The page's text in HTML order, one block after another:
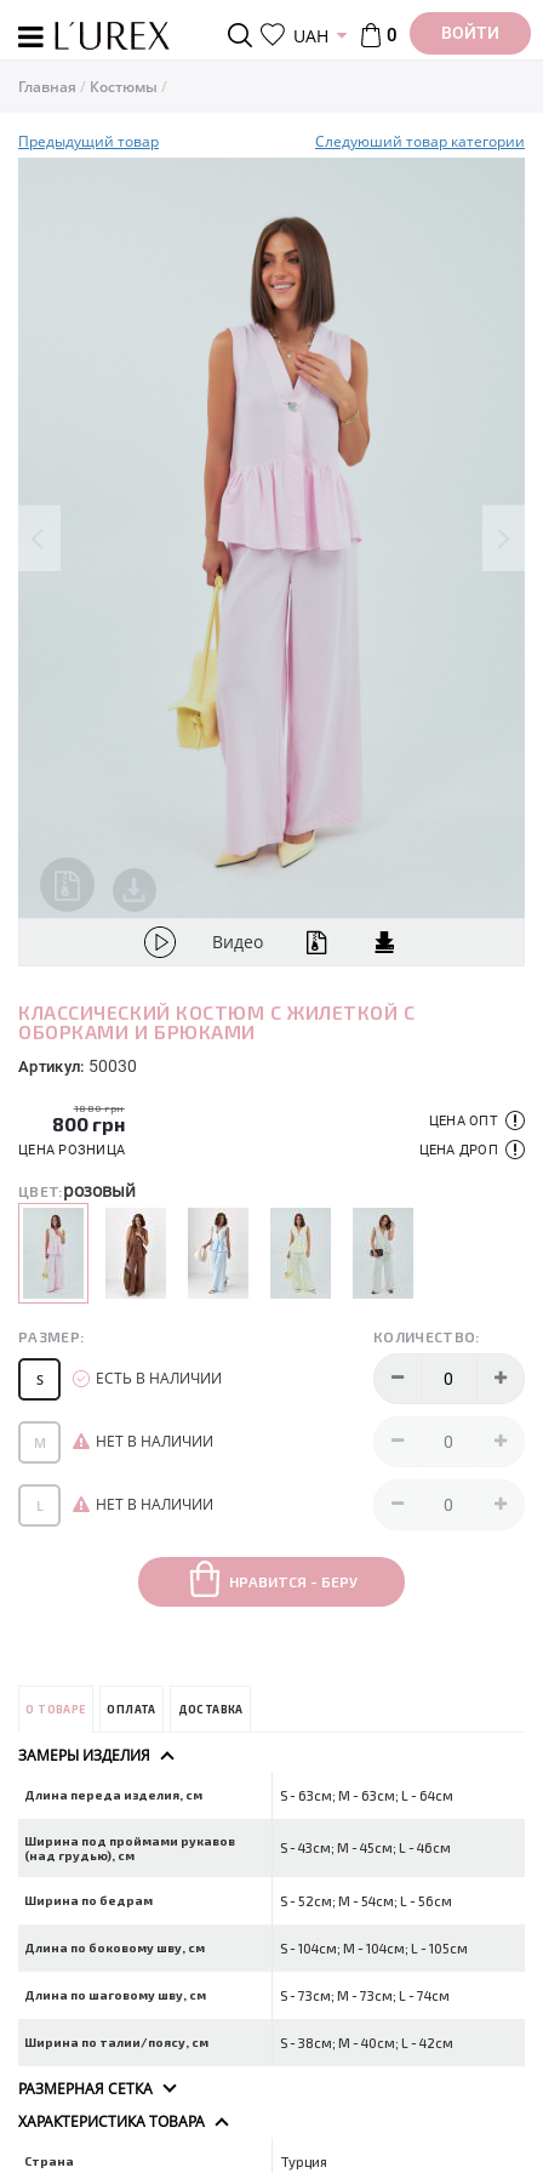
UAH 0 ВОЙТИ
Главная Костюмы
Предыдущий товар Следуюший товар категории
Видео
КЛАССИЧЕСКИЙ КОСТЮМ С ЖИЛЕТКОЙ С
ОБОРКАМИ И БРЮКАМИ
Артикул: 50030
1880 грн
800 грн
ЦЕНА РОЗНИЦА
ЦЕНА ОПТ
ЦЕНА ДРОП
ЦВЕТ:розовый
РАЗМЕР: КОЛИЧЕСТВО:
S ЕСТЬ В НАЛИЧИИ
M НЕТ В НАЛИЧИИ
L НЕТ В НАЛИЧИИ
НРАВИТСЯ - БЕРУ
О ТОВАРЕ ОПЛАТА ДОСТАВКА
ЗАМЕРЫ ИЗДЕЛИЯ
Длина переда изделия, см S - 63см; M - 63см; L - 64см
Ширина под проймами рукавов
(над грудью), см
S - 43см; M - 45см; L - 46см
Ширина по бедрам S - 52см; M - 54см; L - 56см
Длина по боковому шву, см S - 104см; M - 104см; L - 105см
Длина по шаговому шву, см S - 73см; M - 73см; L - 74см
Ширина по талии/поясу, см S - 38см; M - 40см; L - 42см
РАЗМЕРНАЯ СЕТКА
ХАРАКТЕРИСТИКА ТОВАРА
Страна Турция